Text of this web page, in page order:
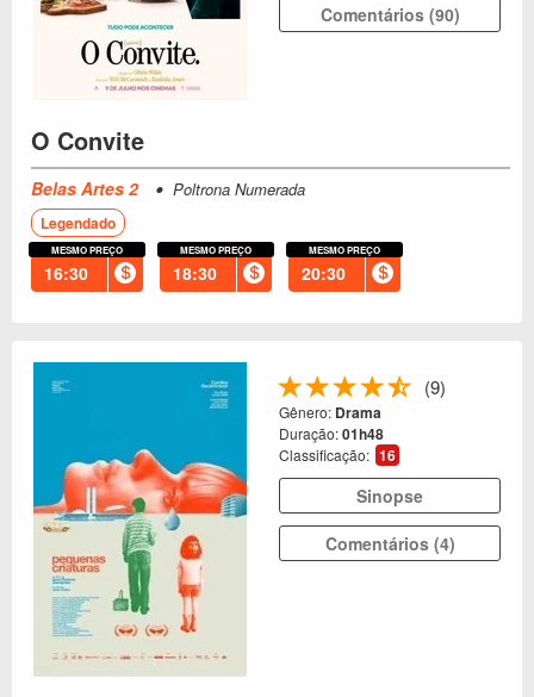
Comentários (90)
O Convite
Belas Artes 2 Poltrona Numerada
Legendado
16:30
MESMO PREÇO
18:30
MESMO PREÇO
20:30
MESMO PREÇO
(9)
Gênero: Drama
Duração:01h48
Classificação: 16
Sinopse
Comentários (4)